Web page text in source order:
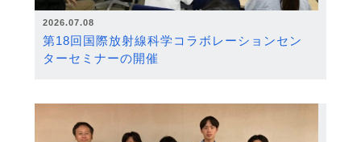
2026.07.08
第18回国際放射線科学コラボレーションセン
ターセミナーの開催